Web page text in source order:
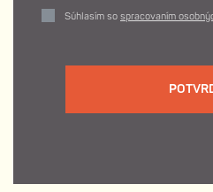
Súhlasím so spracovaním